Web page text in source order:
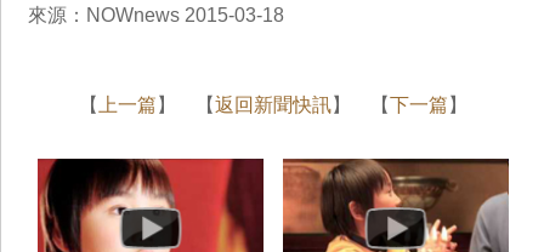
來源：NOWnews 2015-03-18
【 上一篇 】 【返回新聞快訊】 【下一篇 】